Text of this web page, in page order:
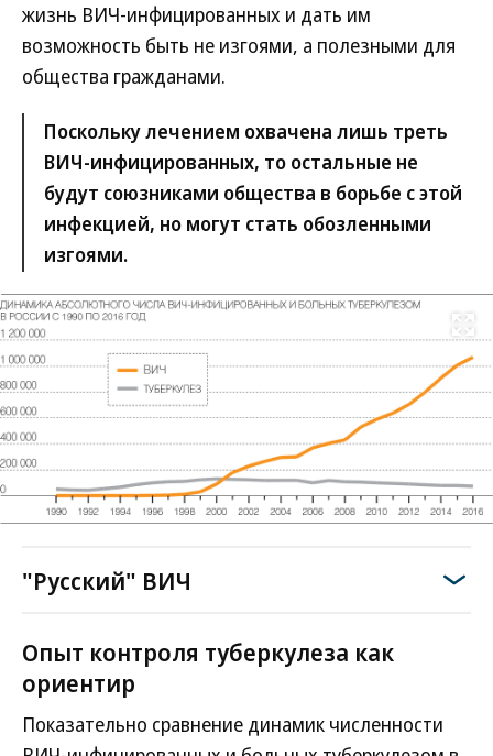
жизнь ВИЧ-инфицированных и дать им
возможность быть не изгоями, а полезными для
общества гражданами.
Поскольку лечением охвачена лишь треть
ВИЧ-инфицированных, то остальные не
будут союзниками общества в борьбе с этой
инфекцией, но могут стать обозленными
изгоями.
Развернуть
"Русский" ВИЧ
Опыт контроля туберкулеза как
ориентир
Показательно сравнение динамик численности